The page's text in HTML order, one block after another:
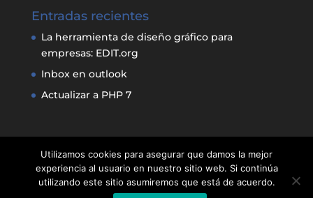
Entradas recientes
La herramienta de diseño gráfico para
empresas: EDIT.org
Inbox en outlook
Actualizar a PHP 7
Utilizamos cookies para asegurar que damos la mejor
experiencia al usuario en nuestro sitio web. Si continúa
utilizando este sitio asumiremos que está de acuerdo.